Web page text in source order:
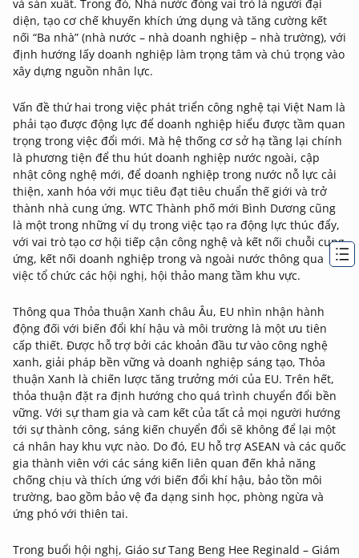
và sản xuất. Trong đó, Nhà nước đóng vai trò là người đại
diện, tạo cơ chế khuyến khích ứng dụng và tăng cường kết
nối “Ba nhà” (nhà nước – nhà doanh nghiệp – nhà trường), với
định hướng lấy doanh nghiệp làm trọng tâm và chú trọng vào
xây dựng nguồn nhân lực.
Vấn đề thứ hai trong việc phát triển công nghệ tại Việt Nam là
phải tạo được động lực để doanh nghiệp hiểu được tầm quan
trọng trong việc đổi mới. Mà hệ thống cơ sở hạ tầng lại chính
là phương tiện để thu hút doanh nghiệp nước ngoài, cập
nhật công nghệ mới, để doanh nghiệp trong nước nỗ lực cải
thiện, xanh hóa với mục tiêu đạt tiêu chuẩn thế giới và trở
thành nhà cung ứng. WTC Thành phố mới Bình Dương cũng
là một trong những ví dụ trong việc tạo ra động lực thúc đẩy,
với vai trò tạo cơ hội tiếp cận công nghệ và kết nối chuỗi cung
ứng, kết nối doanh nghiệp trong và ngoài nước thông qua
việc tổ chức các hội nghị, hội thảo mang tầm khu vực.
Thông qua Thỏa thuận Xanh châu Âu, EU nhìn nhận hành
động đối với biến đổi khí hậu và môi trường là một ưu tiên
cấp thiết. Được hỗ trợ bởi các khoản đầu tư vào công nghệ
xanh, giải pháp bền vững và doanh nghiệp sáng tạo, Thỏa
thuận Xanh là chiến lược tăng trưởng mới của EU. Trên hết,
thỏa thuận đặt ra định hướng cho quá trình chuyển đổi bền
vững. Với sự tham gia và cam kết của tất cả mọi người hướng
tới sự thành công, sáng kiến chuyển đổi sẽ không để lại một
cá nhân hay khu vực nào. Do đó, EU hỗ trợ ASEAN và các quốc
gia thành viên với các sáng kiến liên quan đến khả năng
chống chịu và thích ứng với biến đổi khí hậu, bảo tồn môi
trường, bao gồm bảo vệ đa dạng sinh học, phòng ngừa và
ứng phó với thiên tai.
Trong buổi hội nghị, Giáo sư Tang Beng Hee Reginald – Giám